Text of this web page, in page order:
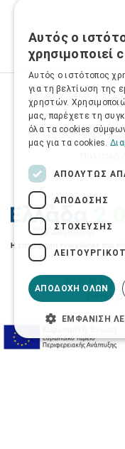
2026 ©
Προσβασιμότητα
Αυτός ο
χρησιμοποιεί
Αυτός ο ιστότοπος
για τη βελτίωση της
χρηστών.
μας, παρέχετε τη
όλα τα cookies
μας για τα cookies.
ΑΠΟΛΎΤΩΣ
ΑΠΌΔΟΣΗΣ
ΣΤΌΧΕΥΣΗΣ
ΑΠΟΔΟΧΉ ΌΛΩΝ
ΕΜΦΆΝΙΣΗ